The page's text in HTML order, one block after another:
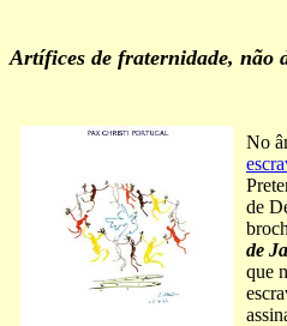
Artífices de fraternidade, não
No
de
de
que